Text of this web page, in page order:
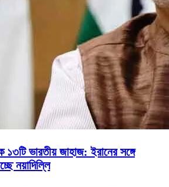
ভারতীয় জাহাজ: ইরানের সঙ্গে
নয়াদিল্লি